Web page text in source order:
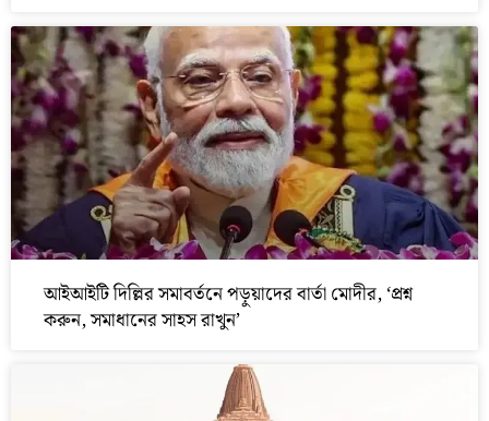
আইআইটি দিল্লির সমাবর্তনে পড়ুয়াদের বার্তা মোদীর, ‘প্রশ্ন
করুন, সমাধানের সাহস রাখুন’